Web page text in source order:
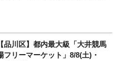
【品川区】都内最大級「大井競馬
フリーマーケット」8/8(土)・